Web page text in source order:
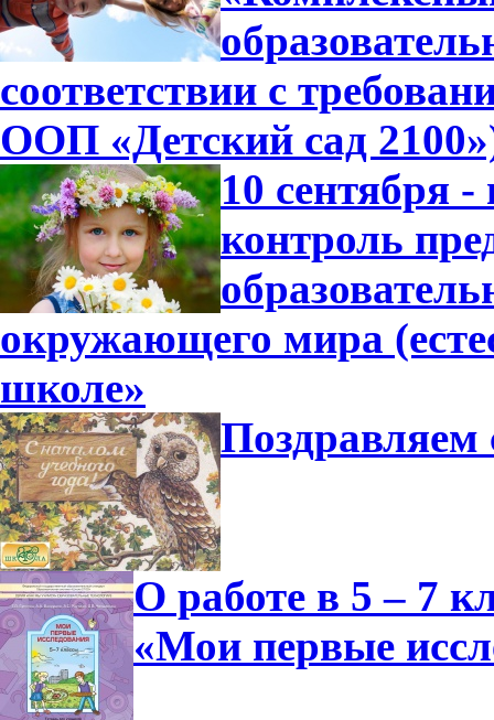
соответствии с
ООП «Детский сад
10 сентября
контроль
окружающего мира
школе»
Поздравляем
О работе в 5 – 7
«Мои первые